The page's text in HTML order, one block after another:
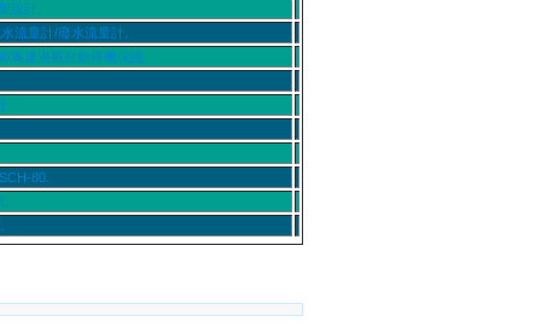
設計.
流量計/廢水流量計.
馬達過載自動停機保護.
.
80.